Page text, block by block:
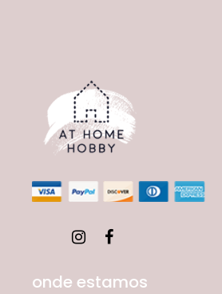
onde estamos